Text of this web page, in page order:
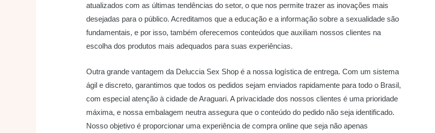
atualizados com as últimas tendências do setor, o que nos permite trazer as inovações mais
desejadas para o público. Acreditamos que a educação e a informação sobre a sexualidade são
fundamentais, e por isso, também oferecemos conteúdos que auxiliam nossos clientes na
escolha dos produtos mais adequados para suas experiências.
Outra grande vantagem da Deluccia Sex Shop é a nossa logística de entrega. Com um sistema
ágil e discreto, garantimos que todos os pedidos sejam enviados rapidamente para todo o Brasil,
com especial atenção à cidade de Araguari. A privacidade dos nossos clientes é uma prioridade
máxima, e nossa embalagem neutra assegura que o conteúdo do pedido não seja identificado.
Nosso objetivo é proporcionar uma experiência de compra online que seja não apenas